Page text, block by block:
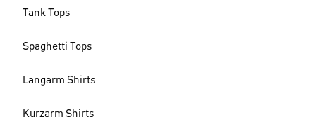
Tank Tops
Spaghetti Tops
Langarm Shirts
Kurzarm Shirts